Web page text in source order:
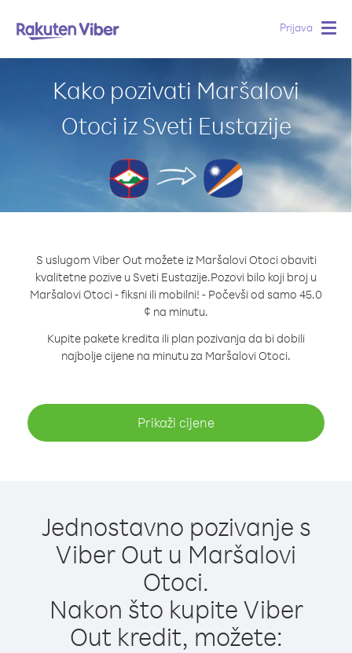
Prijava
Kako pozivati Maršalovi
Otoci iz Sveti Eustazije
S uslugom Viber Out možete iz Maršalovi Otoci obaviti
kvalitetne pozive u Sveti Eustazije.Pozovi bilo koji broj u
Maršalovi Otoci - fiksni ili mobilni! - Počevši od samo 45.0
¢ na minutu.
Kupite pakete kredita ili plan pozivanja da bi dobili
najbolje cijene na minutu za Maršalovi Otoci.
Prikaži cijene
Jednostavno pozivanje s
Viber Out u Maršalovi
Otoci.
Nakon što kupite Viber
Out kredit, možete: